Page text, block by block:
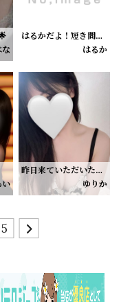
な
はるかだよ！短き間だけど、出勤するよん！受付終了20時までです！
16時のご予約のお兄様、いまいくからまっててねー❣️はるか
ませんか？☺️
疲れちゃうよね🥺
昨日来ていただいたお兄様ありがとう😭♡
急用の為、早めに退勤させていただいておりました（ ; ; ）
お近くのお兄さんやタイミング合うお兄さんよかったら遊びに来てくれたら嬉しいです♡
ゆりか
5